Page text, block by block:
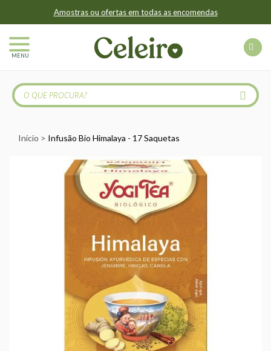
Amostras ou ofertas em todas as encomendas
MENU
Início Infusão Bio Himalaya - 17 Saquetas